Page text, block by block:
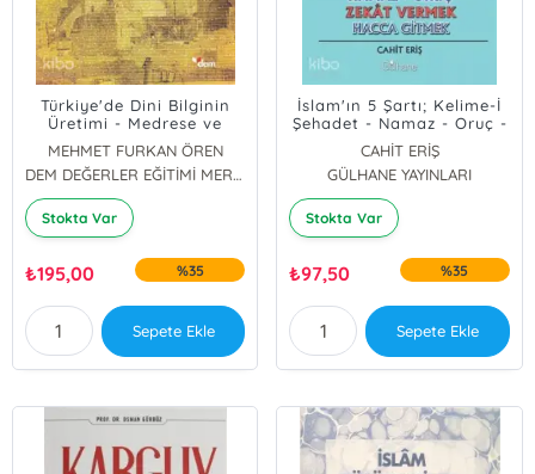
Türkiye'de Dini Bilginin
Üretimi - Medrese ve
MEHMET FURKAN ÖREN
DEM DEĞERLER EĞİTİMİ MERKEZİ YAYINLARI
Stokta Var
₺195,00 %35
Sepete Ekle
İslam'ın 5 Şartı; Kelime-İ
Şehadet - Namaz - Oruç -
Zekat Vermek - Hacca
Gitmek
CAHİT ERİŞ
GÜLHANE YAYINLARI
Stokta Var
₺97,50 %35
Sepete Ekle